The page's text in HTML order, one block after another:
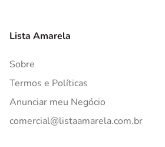
Lista Amarela
Sobre
Termos e Políticas
Anunciar meu Negócio
comercial@listaamarela.com.br